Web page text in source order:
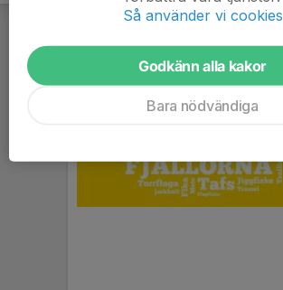
Så använder vi cookies
Godkänn alla kakor
Bara nödvändiga